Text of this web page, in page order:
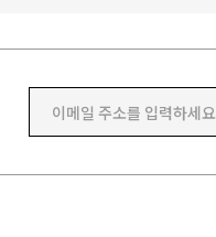
이메일 주소를 입력하세요